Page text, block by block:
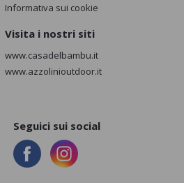
Informativa sui cookie
Visita i nostri siti
www.casadelbambu.it
www.azzolinioutdoor.it
Seguici sui social